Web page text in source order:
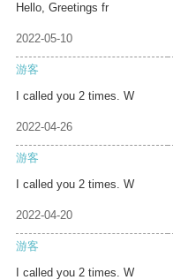
Hello, Greetings fr
2022-05-10
游客
I called you 2 times. W
2022-04-26
游客
I called you 2 times. W
2022-04-20
游客
I called you 2 times. W